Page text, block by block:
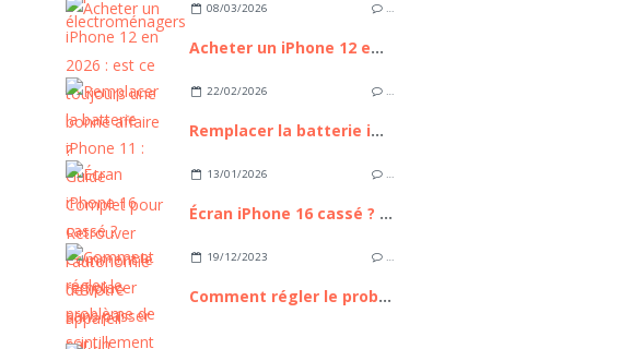
08/03/2026 …
Acheter un iPhone 12 en 2026 : est ce toujours une bonne affaire ?
22/02/2026 …
Remplacer la batterie iPhone 11 : Guide Complet pour Retrouver l'autonomie de votre appareil
13/01/2026 …
Écran iPhone 16 cassé ? Comment le remplacer sans passer par un professionnel
19/12/2023 …
Comment régler le problème de scintillement d'écran sur le Galaxy A54 ?